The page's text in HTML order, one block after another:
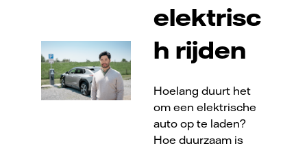
elektrisc
h rijden
Hoelang duurt het
om een elektrische
auto op te laden?
Hoe duurzaam is